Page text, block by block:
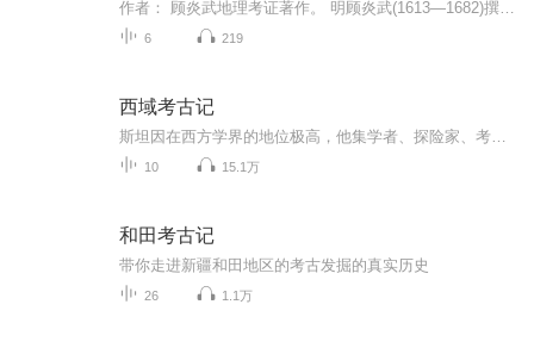
6 219
西域考古记
10 15.1万
和田考古记
带你走进新疆和田地区的考古发掘的真实历史
26 1.1万